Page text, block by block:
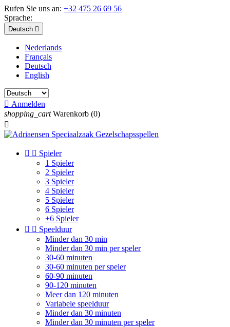
Rufen Sie uns an: +32 475 26 69 56
Sprache:
Deutsch 
Nederlands
Français
Deutsch
English
 Anmelden
shopping_cart Warenkorb (0)

  Spieler
1 Spieler
2 Spieler
3 Spieler
4 Spieler
5 Spieler
6 Spieler
+6 Spieler
  Speelduur
Minder dan 30 min
Minder dan 30 min per speler
30-60 minuten
30-60 minuten per speler
60-90 minuten
90-120 minuten
Meer dan 120 minuten
Variabele speelduur
Minder dan 30 minuten
Minder dan 30 minuten per speler